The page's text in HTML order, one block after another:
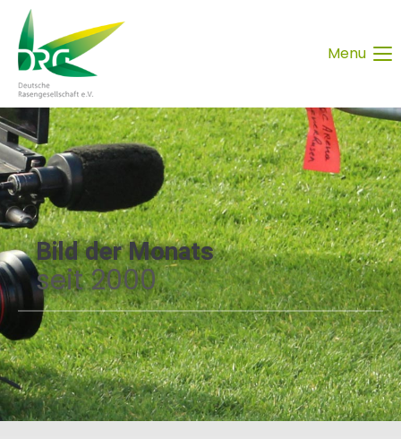
Menu
Bild der Monats
seit 2000